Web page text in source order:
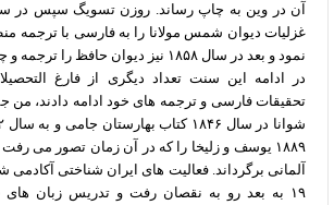
غزلیات دیوان شمس مولانا را به فارسی با ترجمه
نمود و بعد در سال ۱۸۵۸ نیز دیوان حافظ را ترجمه و چاپ کرد.
در ادامه این سنت تعداد دیگری از فارغ
تحقیقات فارسی و ترجمه های خود ادامه دادند، من
۱۸۸۹ یوسف و زلیخا را که در آن زمان تصور می
آلمانی برگرداند. فعالیت های ایران شناختی
۱۹ به بعد رو به نقصان رفت و تدریس زبان